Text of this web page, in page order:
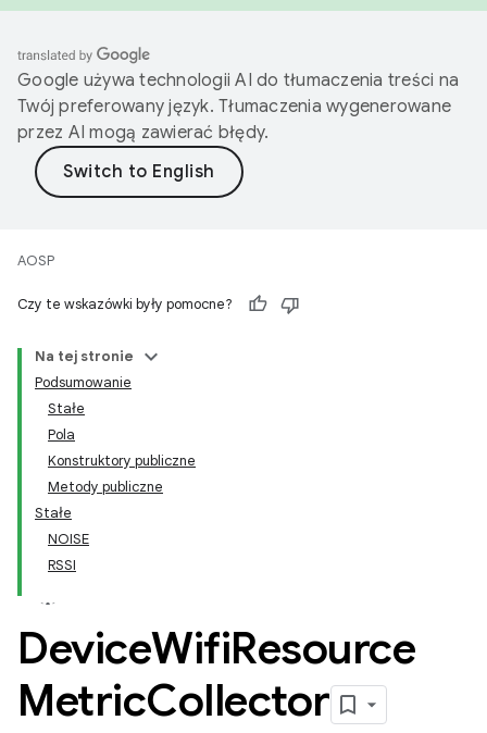
Google używa technologii AI do tłumaczenia treści na
Twój preferowany język. Tłumaczenia wygenerowane
przez AI mogą zawierać błędy.
AOSP
Czy te wskazówki były pomocne?
Na tej stronie
Podsumowanie
Stałe
Pola
Konstruktory publiczne
Metody publiczne
Stałe
NOISE
RSSI
DeviceWifiResource
MetricCollector